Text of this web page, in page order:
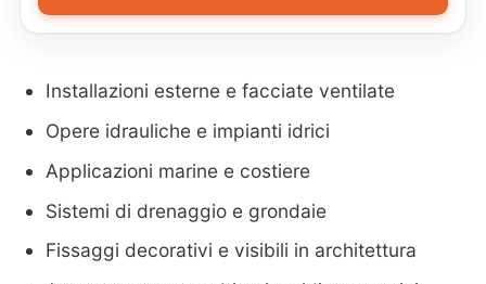
Installazioni esterne e facciate ventilate
Opere idrauliche e impianti idrici
Applicazioni marine e costiere
Sistemi di drenaggio e grondaie
Fissaggi decorativi e visibili in architettura